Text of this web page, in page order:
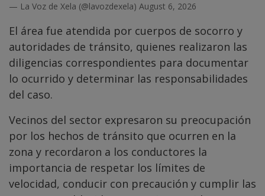
— La Voz de Xela (@lavozdexela) August 6, 2026
El área fue atendida por cuerpos de socorro y
autoridades de tránsito, quienes realizaron las
diligencias correspondientes para documentar
lo ocurrido y determinar las responsabilidades
del caso.
Vecinos del sector expresaron su preocupación
por los hechos de tránsito que ocurren en la
zona y recordaron a los conductores la
importancia de respetar los límites de
velocidad, conducir con precaución y cumplir las